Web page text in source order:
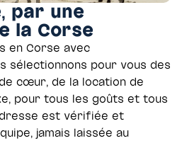
par une
la Corse
en Corse avec
sélectionnons pour vous des
cœur, de la location de
pour tous les goûts et tous
est vérifiée et
jamais laissée au